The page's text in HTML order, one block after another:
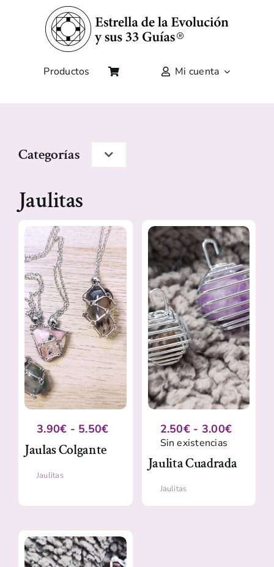
Productos Mi cuenta
Categorías
Toggle
Jaulitas
La Estrella
Curso de la Estrella
Complementos
Jaulitas
3.90€ - 5.50€Rango
precios:
Jaulas Colgante
Jaulitas
2.50€ - 3.00€Rango
precios:
desde
Sin existencias
Jaulita Cuadrada
Jaulitas